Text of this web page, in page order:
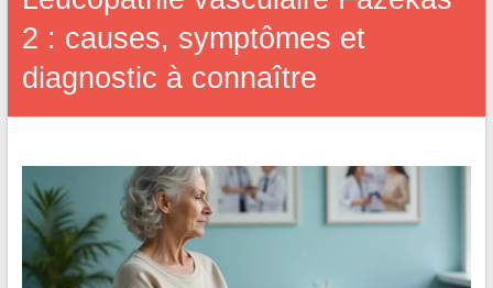
2 : causes, symptômes et
diagnostic à connaître